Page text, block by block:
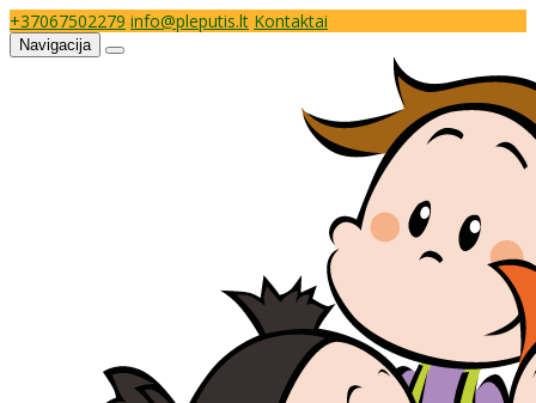
+37067502279 info@pleputis.lt Kontaktai
Navigacija